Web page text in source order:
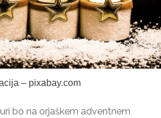
– pixabay.com
bo na orjaškem adventnem